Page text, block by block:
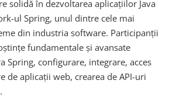
solidă în dezvoltarea aplicațiilor Java
ul Spring, unul dintre cele mai
din industria software. Participanții
fundamentale și avansate
Spring, configurare, integrare, acces
de aplicații web, crearea de API-uri